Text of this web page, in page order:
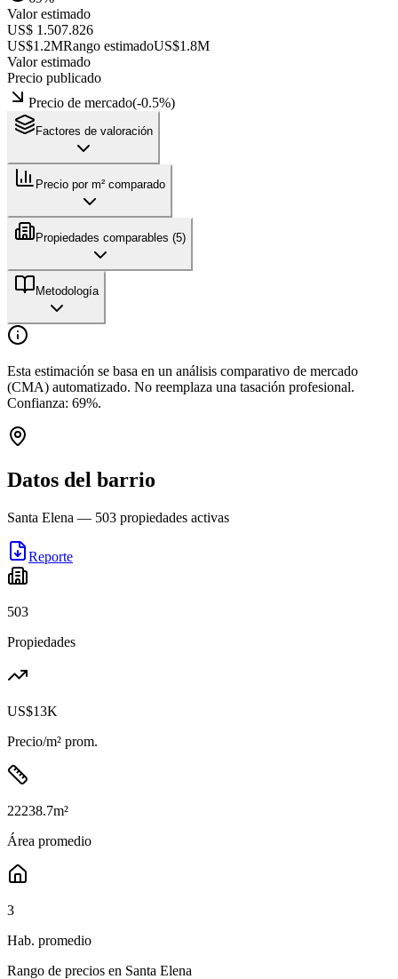
Valor estimado
US$ 1.507.826
US$1.2MRango estimadoUS$1.8M
Valor estimado
Precio publicado
Precio de mercado(-0.5%)
Factores de valoración
Precio por m² comparado
Propiedades comparables (5)
Metodología
Esta estimación se basa en un análisis comparativo de mercado
(CMA) automatizado. No reemplaza una tasación profesional.
Confianza: 69%.
Datos del barrio
Santa Elena — 503 propiedades activas
Reporte
503
Propiedades
US$13K
Precio/m² prom.
22238.7m²
Área promedio
3
Hab. promedio
Rango de precios en Santa Elena